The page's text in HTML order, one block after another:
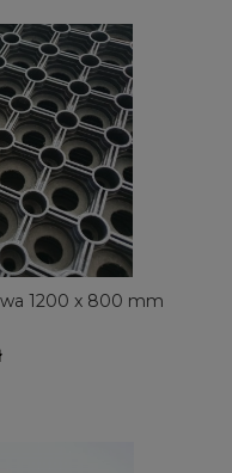
1200 x 800 mm